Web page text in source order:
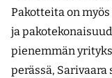
Pakotteita on
ja
pienemmän
perässä, Sarivaara